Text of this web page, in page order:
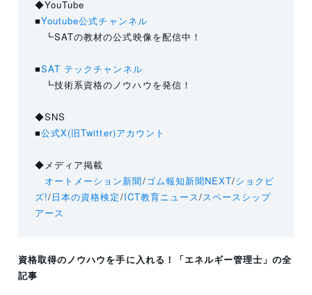
◆YouTube
■Youtube公式チャンネル
┗SATの教材の公式映像を配信中！
■SAT テックチャンネル
┗技術系資格のノウハウを発信！
◆SNS
■公式X(旧Twitter)アカウント
◆メディア掲載
オートメーション新聞/ゴム報知新聞NEXT/ショクビ
ズ!/日本の資格検定/ICT教育ニュース/スペースシップ
アース
資格取得のノウハウを手に入れる！ 「エネルギー管理士」の全
記事